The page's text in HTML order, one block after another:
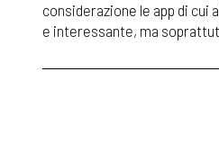
considerazione le app di cui
e interessante, ma